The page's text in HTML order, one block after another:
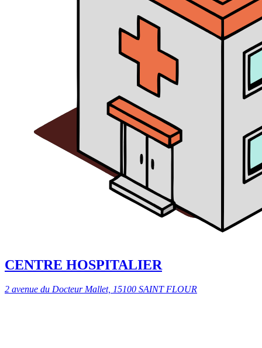
CENTRE HOSPITALIER
2 avenue du Docteur Mallet, 15100 SAINT FLOUR